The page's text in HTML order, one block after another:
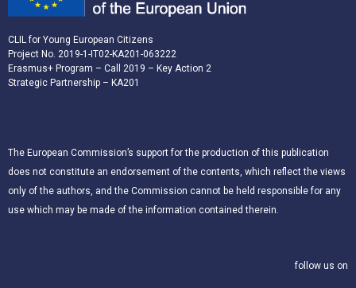
CLIL for Young European Citizens
Project No. 2019-1-IT02-KA201-063222
Erasmus+ Program – Call 2019 – Key Action 2
Strategic Partnership – KA201
The European Commission’s support for the production of this publication
does not constitute an endorsement of the contents, which reflect the views
only of the authors, and the Commission cannot be held responsible for any
use which may be made of the information contained therein.
follow us on